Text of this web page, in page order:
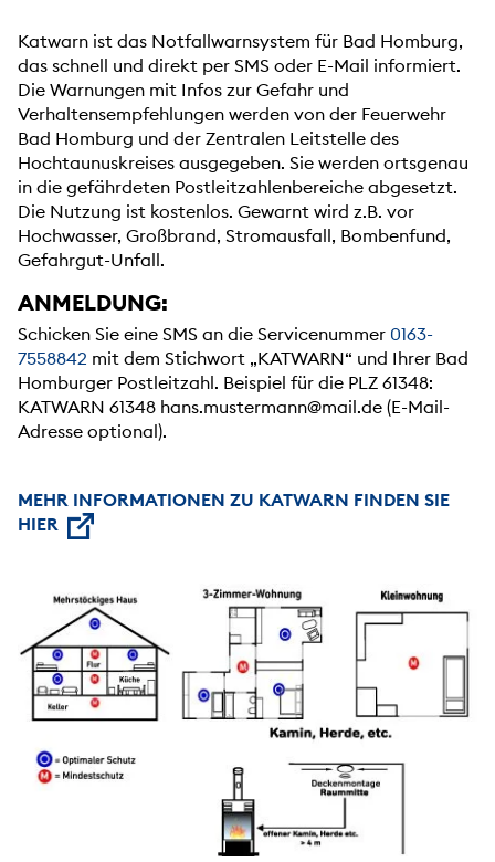
Katwarn ist das Notfallwarnsystem für Bad Homburg,
das schnell und direkt per SMS oder E-Mail informiert.
Die Warnungen mit Infos zur Gefahr und
Verhaltensempfehlungen werden von der Feuerwehr
Bad Homburg und der Zentralen Leitstelle des
Hochtaunuskreises ausgegeben. Sie werden ortsgenau
in die gefährdeten Postleitzahlenbereiche abgesetzt.
Die Nutzung ist kostenlos. Gewarnt wird z.B. vor
Hochwasser, Großbrand, Stromausfall, Bombenfund,
Gefahrgut-Unfall.
ANMELDUNG:
Schicken Sie eine SMS an die Servicenummer 0163-
7558842 mit dem Stichwort „KATWARN“ und Ihrer Bad
Homburger Postleitzahl. Beispiel für die PLZ 61348:
KATWARN 61348 hans.mustermann@mail.de (E-Mail-
Adresse optional).
MEHR INFORMATIONEN ZU KATWARN FINDEN SIE
HIER